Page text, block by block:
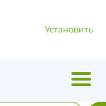
Установить